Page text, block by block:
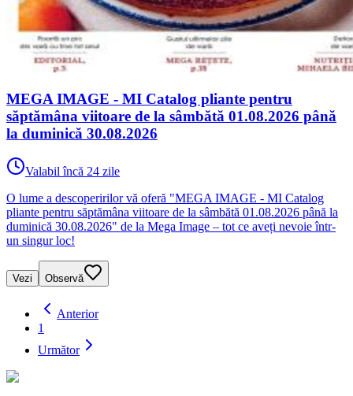
MEGA IMAGE - MI Catalog pliante pentru
săptămâna viitoare de la sâmbătă 01.08.2026 până
la duminică 30.08.2026
Valabil încă 24 zile
O lume a descoperirilor vă oferă "MEGA IMAGE - MI Catalog
pliante pentru săptămâna viitoare de la sâmbătă 01.08.2026 până la
duminică 30.08.2026" de la Mega Image – tot ce aveți nevoie într-
un singur loc!
Vezi Observă
Anterior
1
Următor